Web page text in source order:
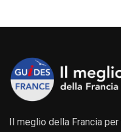
Il meglio della Francia per